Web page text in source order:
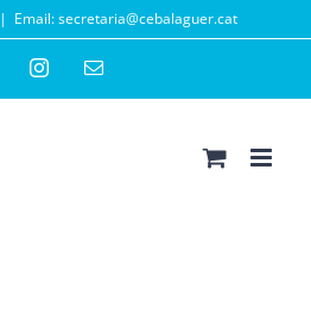
| Email: secretaria@cebalaguer.cat
FacebookInstagramEmail